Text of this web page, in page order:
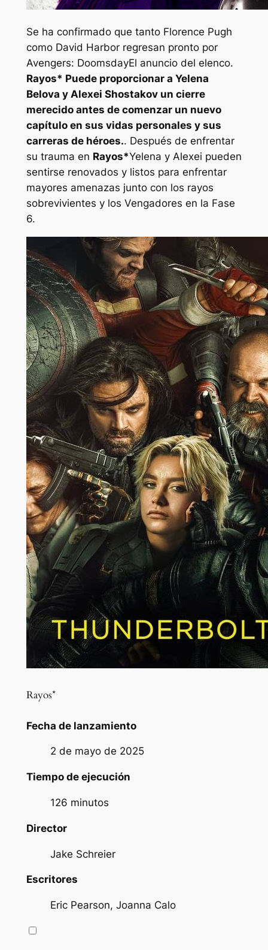
Se ha confirmado que tanto Florence Pugh
como David Harbor regresan pronto por
Avengers: DoomsdayEl anuncio del elenco.
Rayos* Puede proporcionar a Yelena
Belova y Alexei Shostakov un cierre
merecido antes de comenzar un nuevo
capítulo en sus vidas personales y sus
carreras de héroes.. Después de enfrentar
su trauma en Rayos*Yelena y Alexei pueden
sentirse renovados y listos para enfrentar
mayores amenazas junto con los rayos
sobrevivientes y los Vengadores en la Fase
6.
Rayos*
Fecha de lanzamiento
2 de mayo de 2025
Tiempo de ejecución
126 minutos
Director
Jake Schreier
Escritores
Eric Pearson, Joanna Calo